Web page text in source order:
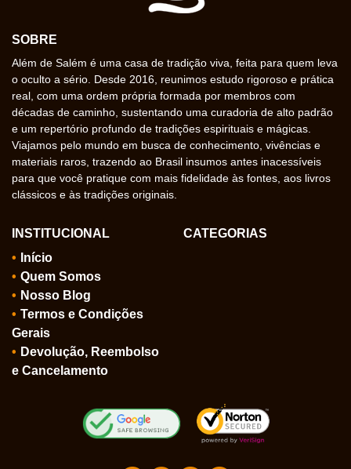
SOBRE
Além de Salém é uma casa de tradição viva, feita para quem leva
o oculto a sério. Desde 2016, reunimos estudo rigoroso e prática
real, com uma ordem própria formada por membros com
décadas de caminho, sustentando uma curadoria de alto padrão
e um repertório profundo de tradições espirituais e mágicas.
Viajamos pelo mundo em busca de conhecimento, vivências e
materiais raros, trazendo ao Brasil insumos antes inacessíveis
para que você pratique com mais fidelidade às fontes, aos livros
clássicos e às tradições originais.
INSTITUCIONAL
Início
Quem Somos
Nosso Blog
Termos e Condições
Gerais
Devolução, Reembolso
e Cancelamento
CATEGORIAS